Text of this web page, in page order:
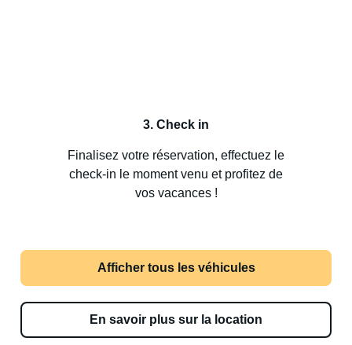
3. Check in
Finalisez votre réservation, effectuez le
check-in le moment venu et profitez de
vos vacances !
Afficher tous les véhicules
En savoir plus sur la location